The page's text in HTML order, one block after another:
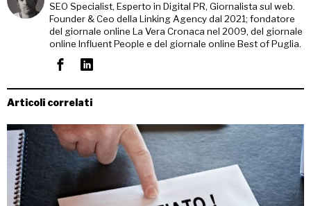
SEO Specialist, Esperto in Digital PR, Giornalista sul web.
Founder & Ceo della Linking Agency dal 2021; fondatore
del giornale online La Vera Cronaca nel 2009, del giornale
online Influent People e del giornale online Best of Puglia.
Articoli correlati